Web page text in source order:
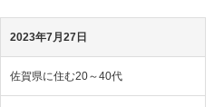
2023年7月27日
佐賀県に住む20～40代